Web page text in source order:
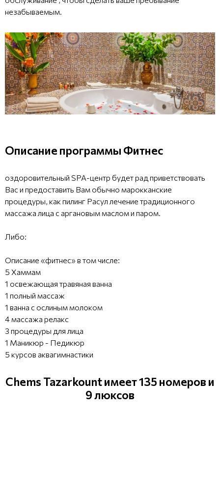
незабываемым.
Описание программы Фитнес
оздоровительный SPA-центр будет рад приветствовать
Вас и предоставить Вам обычно марокканские
процедуры, как пилинг Расул лечение традиционного
массажа лица с аргановым маслом и паром.
Либо:
Описание «фитнес» в том числе:
5 Хаммам
1 освежающая травяная ванна
1 полный массаж
1 ванна с ослиным молоком
4 массажа релакс
3 процедуры для лица
1 Маникюр - Педикюр
5 курсов аквагимнастики
Chems Tazarkount имеет 135 номеров и
9 люксов